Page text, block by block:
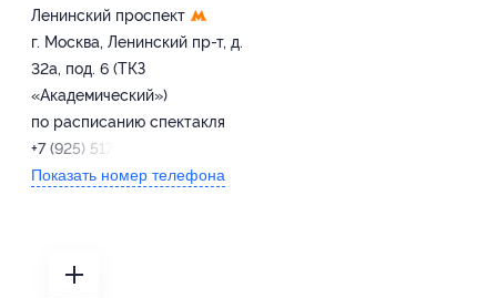
Ленинский проспект
г. Москва, Ленинский пр-т, д.
32а, под. 6 (ТКЗ
«Академический»)
по расписанию спектакля
+7 (925) 517-11-62
Показать номер телефона